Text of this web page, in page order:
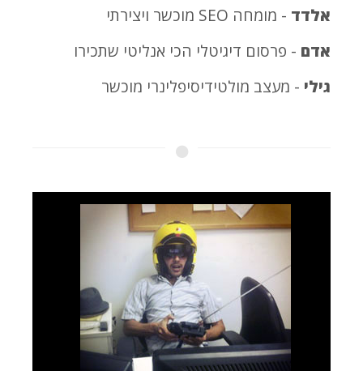
אלדד - מומחה SEO מוכשר ויצירתי
אדם - פרסום דיגיטלי הכי אנליטי שתכירו
גילי - מעצב מולטידיסיפלינרי מוכשר